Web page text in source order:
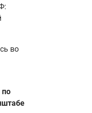
во
по